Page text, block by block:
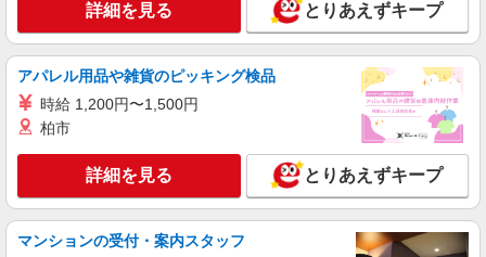
紹介予定派遣
株式会社パソナ・大阪/OKW6001161696
人事労務/一般事務
時給1700円 ★交通費規定に基づき交通費支給
大阪府大阪市北区（京阪中之島線中之島駅）
キープ 詳細を見る
詳細を見る とりあえずキープ
アパレル用品や雑貨のピッキング検品
時給 1,200円〜1,500円
柏市
詳細を見る とりあえずキープ
マンションの受付・案内スタッフ